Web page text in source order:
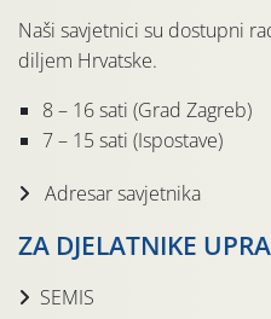
Naši savjetnici su dostupni
diljem Hrvatske.
8 – 16 sati (Grad Zagreb)
7 – 15 sati (Ispostave)
Adresar savjetnika
ZA DJELATNIKE
SEMIS